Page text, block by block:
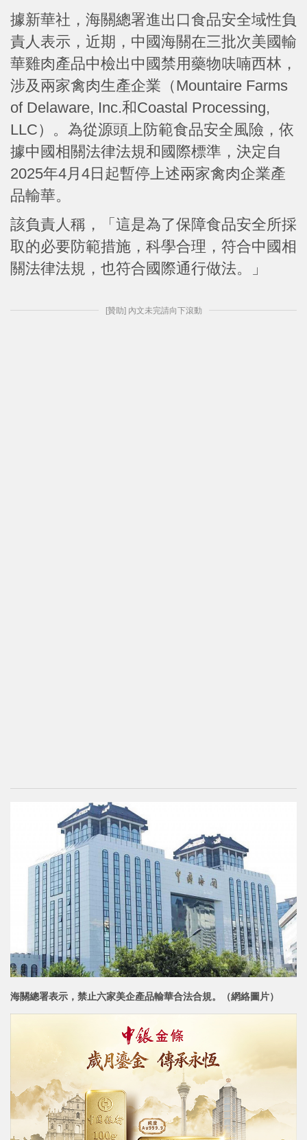
據新華社，海關總署進出口食品安全域性負
責人表示，近期，中國海關在三批次美國輸
華雞肉產品中檢出中國禁用藥物呋喃西林，
涉及兩家禽肉生產企業（Mountaire Farms
of Delaware, Inc.和Coastal Processing,
LLC）。為從源頭上防範食品安全風險，依
據中國相關法律法規和國際標準，決定自
2025年4月4日起暫停上述兩家禽肉企業產
品輸華。
該負責人稱，「這是為了保障食品安全所採
取的必要防範措施，科學合理，符合中國相
關法律法規，也符合國際通行做法。」
[贊助] 內文未完請向下滾動
海關總署表示，禁止六家美企產品輸華合法合規。 （網絡圖片）